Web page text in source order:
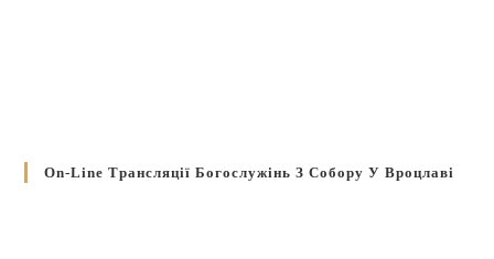
On-Line Трансляції Богослужінь З Собору У Вроцлаві